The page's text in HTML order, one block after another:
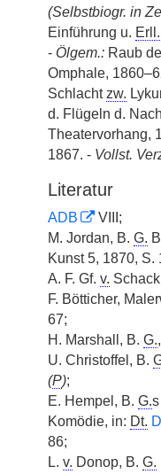
(Selbstbiogr. in
Einführung u. Erll.
- Ölgem.: Raub
Omphale,
Schlacht zw.
d. Flügeln d.
Theatervorhang,
1867. - Vollst.
Literatur
ADB
VIII;
M. Jordan, B. G.
Kunst 5, 1870, S.
A. F. Gf. v.
F. Bötticher,
67;
H. Marshall, B. G.
U. Christoffel, B.
(P);
E. Hempel, B. G.
Komödie, in: Dt.
86;
L. v. Donop, B. G.